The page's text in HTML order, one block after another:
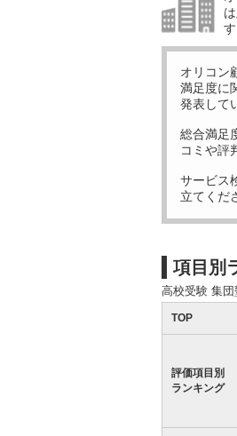
す
オリコン
満足度に
発表して
総合満足
コミや評
サービス
立てくだ
項目別
高校受験 集団
TOP
評価項目別
ランキング